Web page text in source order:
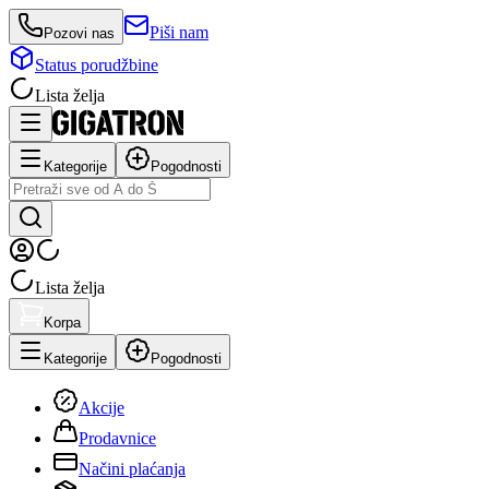
Pozovi nas
Piši nam
Status porudžbine
Lista želja
Kategorije Pogodnosti
Lista želja
Korpa
Kategorije Pogodnosti
Akcije
Prodavnice
Načini plaćanja